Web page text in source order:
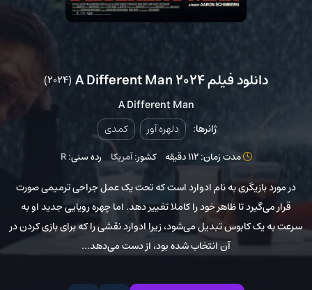
دانلود فیلم A Different Man 2024 (2024)
A Different Man
ژانرها: دلهره آور کمدی
مدت زمان: 112 دقیقه کشور:آمریکا رده سنی:R
در مورد بازیگری به نام ادوارد است که تحت یک عمل جراحی ترمیمی صورت
قرار می‌گیرد تا ظاهر خود را کاملا تغییر دهد. اما چهره رویایی جدید او به
سرعت به یک کابوس تبدیل می‌شود، زیرا ادوارد نقشی را که برای بازی کردن در
آن انتخاب شده بود، از دست می‌دهد...